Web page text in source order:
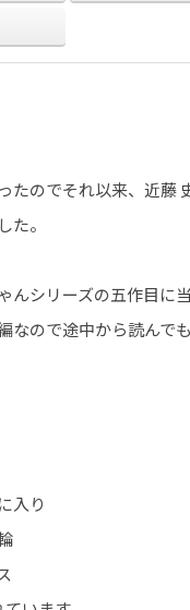
たのでそれ以来、近藤
た。
んシリーズの五作目に
なので途中から読んで
入り